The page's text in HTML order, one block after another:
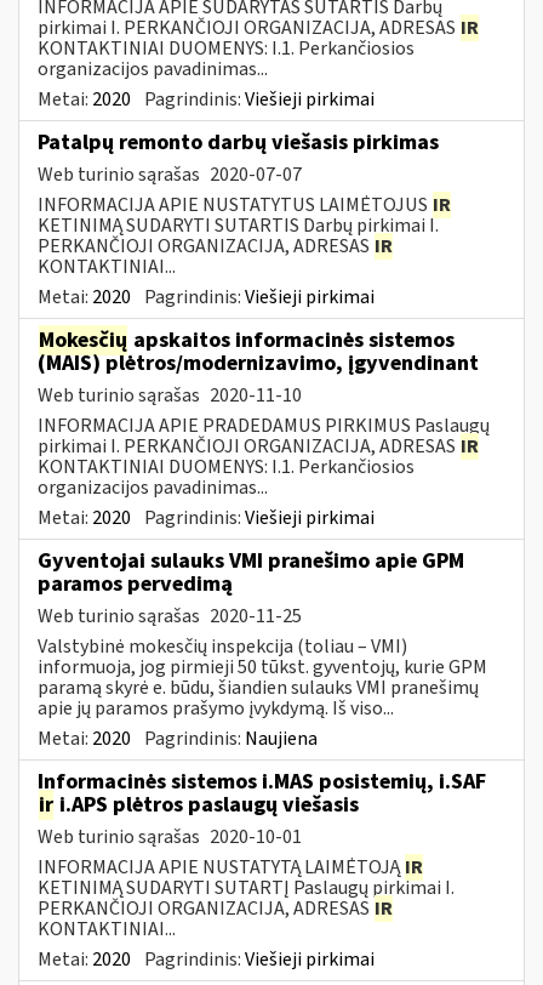
INFORMACIJA APIE SUDARYTAS SUTARTIS Darbų
pirkimai I. PERKANČIOJI ORGANIZACIJA, ADRESAS IR
KONTAKTINIAI DUOMENYS: I.1. Perkančiosios
organizacijos pavadinimas...
Metai: 2020 Pagrindinis:Viešieji pirkimai
Patalpų remonto darbų viešasis pirkimas
Web turinio sąrašas 2020-07-07
INFORMACIJA APIE NUSTATYTUS LAIMĖTOJUS IR
KETINIMĄ SUDARYTI SUTARTIS Darbų pirkimai I.
PERKANČIOJI ORGANIZACIJA, ADRESAS IR
KONTAKTINIAI...
Metai: 2020 Pagrindinis:Viešieji pirkimai
Mokesčių apskaitos informacinės sistemos
(MAIS) plėtros/modernizavimo, įgyvendinant
Web turinio sąrašas 2020-11-10
INFORMACIJA APIE PRADEDAMUS PIRKIMUS Paslaugų
pirkimai I. PERKANČIOJI ORGANIZACIJA, ADRESAS IR
KONTAKTINIAI DUOMENYS: I.1. Perkančiosios
organizacijos pavadinimas...
Metai: 2020 Pagrindinis:Viešieji pirkimai
Gyventojai sulauks VMI pranešimo apie GPM
paramos pervedimą
Web turinio sąrašas 2020-11-25
Valstybinė mokesčių inspekcija (toliau – VMI)
informuoja, jog pirmieji 50 tūkst. gyventojų, kurie GPM
paramą skyrė e. būdu, šiandien sulauks VMI pranešimų
apie jų paramos prašymo įvykdymą. Iš viso...
Metai: 2020 Pagrindinis: Naujiena
Informacinės sistemos i.MAS posistemių, i.SAF
ir i.APS plėtros paslaugų viešasis
Web turinio sąrašas 2020-10-01
INFORMACIJA APIE NUSTATYTĄ LAIMĖTOJĄIR
KETINIMĄ SUDARYTI SUTARTĮ Paslaugų pirkimai I.
PERKANČIOJI ORGANIZACIJA, ADRESAS IR
KONTAKTINIAI...
Metai: 2020 Pagrindinis:Viešieji pirkimai